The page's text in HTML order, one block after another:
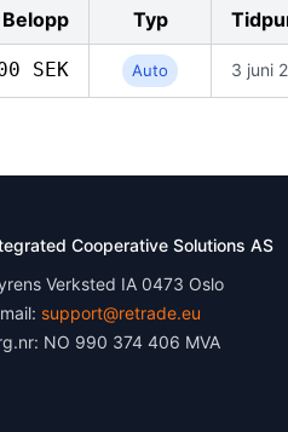
Belopp Typ
SEK Auto 3 juni
Cooperative Solutions AS
Verksted IA 0473 Oslo
support@retrade.eu
NO 990 374 406 MVA